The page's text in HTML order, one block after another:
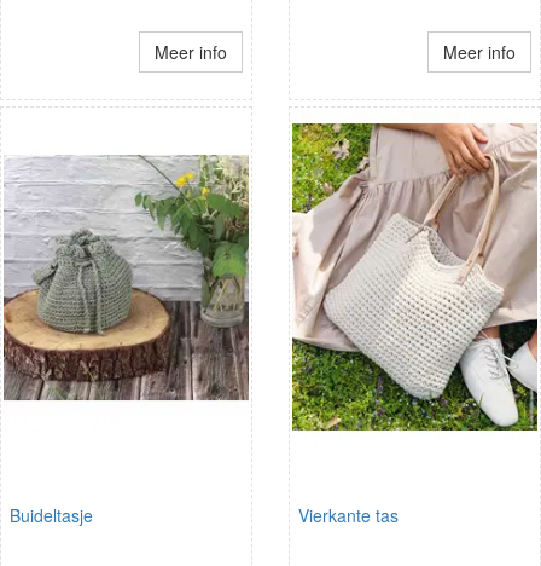
Meer info Meer info
Buideltasje Vierkante tas